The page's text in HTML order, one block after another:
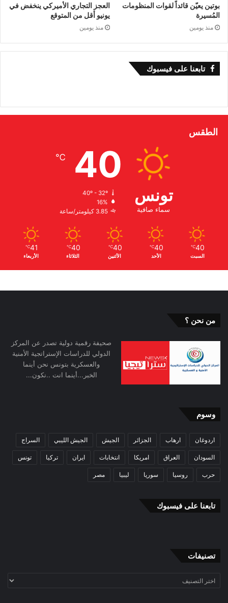
بوتين يعيّن قائداً لقوات المنظومات
المُسيرة
منذ يومين
العجز التجاري الأميركي ينخفض في
يونيو أقل من المتوقع
منذ يومين
تابعنا على فيسبوك
الطقس
تونس
سماء صافية
40
℃
40º - 32º
16%
3.85 كيلومتر/ساعة
40
℃
السبت
40
℃
الأحد
40
℃
الأثنين
40
℃
الثلاثاء
41
℃
الأربعاء
من نحن ؟
صحيفة رقمية دولية تصدر عن المركز
الدولي للدراسات الإستراتجية الأمنية
والعسكرية بتونس نحن أينما
الخبر...أينما انت ..نكون...
وسوم
اردوغان ارهاب الجزائر الجيش الجيش الليبي السراج
السودان العراق امريكا انتخابات ايران تركيا تونس
حرب روسيا سوريا ليبيا مصر
تابعنا على فيسبوك
تصنيفات
تصنيفات